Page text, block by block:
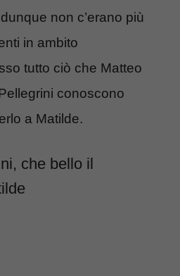
non c’erano più
in ambito
tutto ciò che Matteo
conoscono
a Matilde.
che bello il